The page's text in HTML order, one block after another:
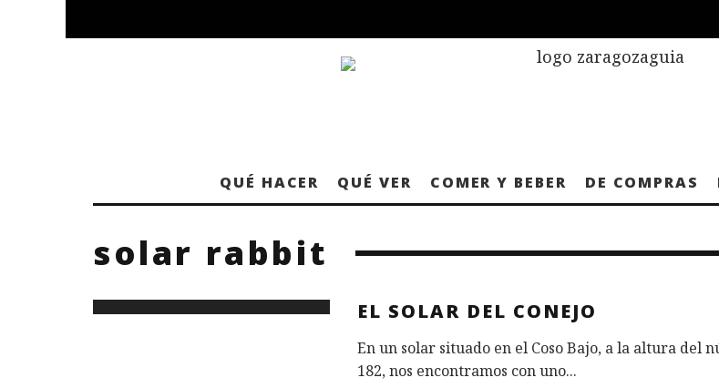
QUÉ HACER QUÉ VER COMER Y BEBER DE COMPRAS
solar rabbit
EL SOLAR DEL CONEJO
En un solar situado en el Coso Bajo, a la altura del
182, nos encontramos con uno...